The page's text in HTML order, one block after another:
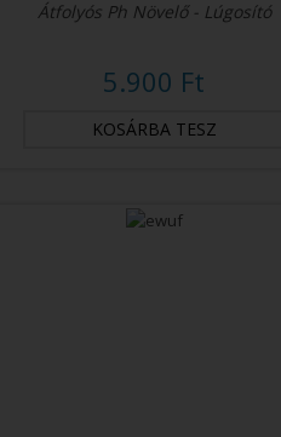
Átfolyós Ph Növelő - Lúgosító
5.900 Ft